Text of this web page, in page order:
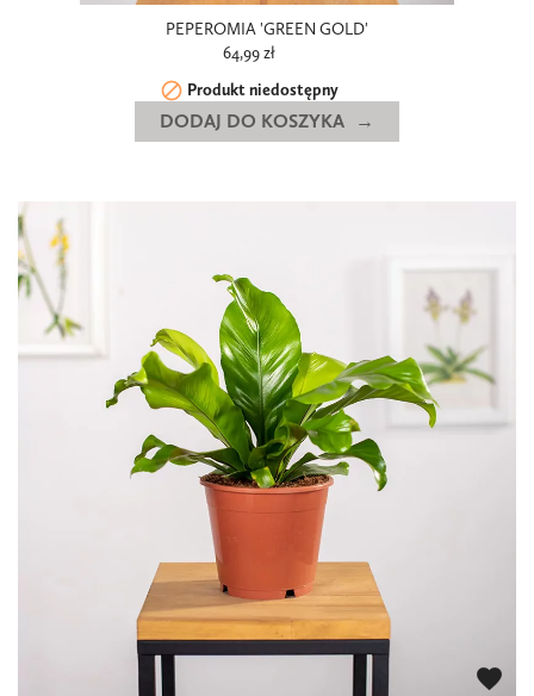
PEPEROMIA 'GREEN GOLD'
64,99 zł
 Produkt niedostępny
DODAJ DO KOSZYKA
favorite